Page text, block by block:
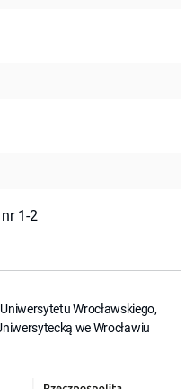
1-2
Wrocławskiego,
we Wrocławiu